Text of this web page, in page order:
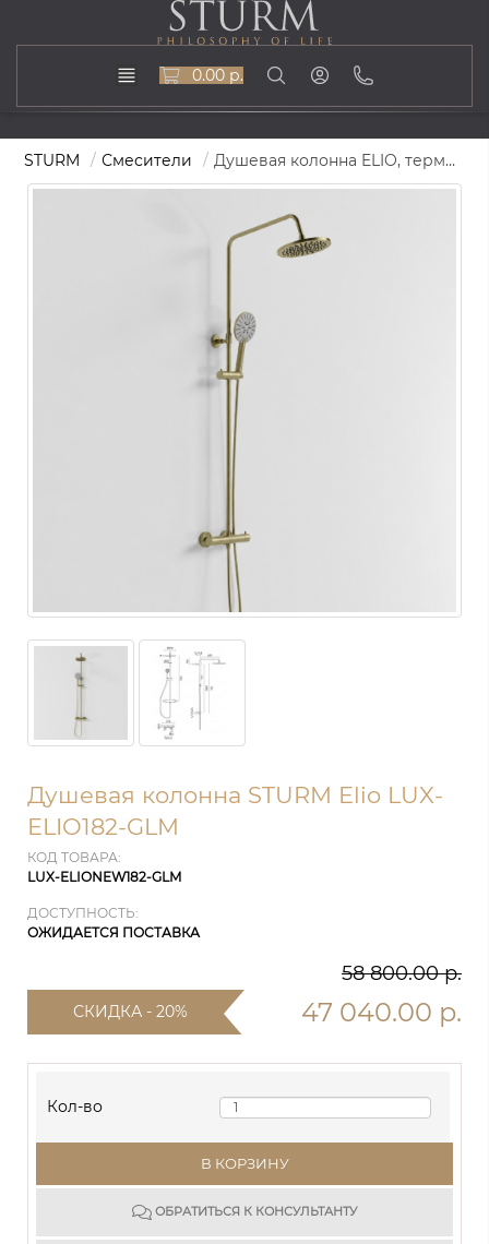
0.00 р.
STURM Смесители Душевая колонна ELIO, термостатический с верхним душем 250 мм, ручной душ с 3 типами струи, матовое золото, LUX-ELIONEW182-GLM
Душевая колонна STURM Elio LUX-
ELIO182-GLM
КОД ТОВАРА:
LUX-ELIONEW182-GLM
ДОСТУПНОСТЬ:
ОЖИДАЕТСЯ ПОСТАВКА
58 800.00 р.
СКИДКА - 20% 47 040.00 р.
Кол-во
В КОРЗИНУ
ОБРАТИТЬСЯ К КОНСУЛЬТАНТУ